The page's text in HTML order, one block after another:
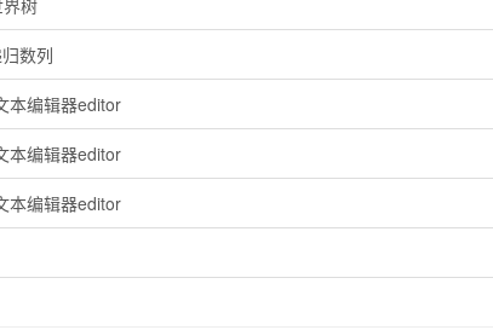
树
数列
本编辑器editor
本编辑器editor
本编辑器editor